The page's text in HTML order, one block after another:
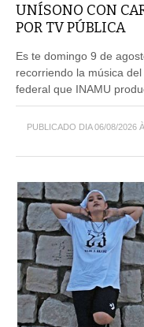
UNÍSONO CON
POR TV PÚBLICA
Es te domingo 9 de
recorriendo la música
federal que INAMU
PUBLICADO DIA 06/08/2026